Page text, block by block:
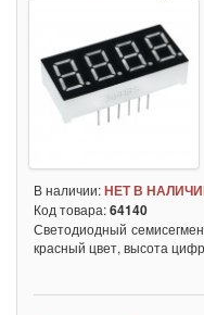
В наличии:НЕТ В
Код товара:64140
Светодиодный
красный цвет, высота